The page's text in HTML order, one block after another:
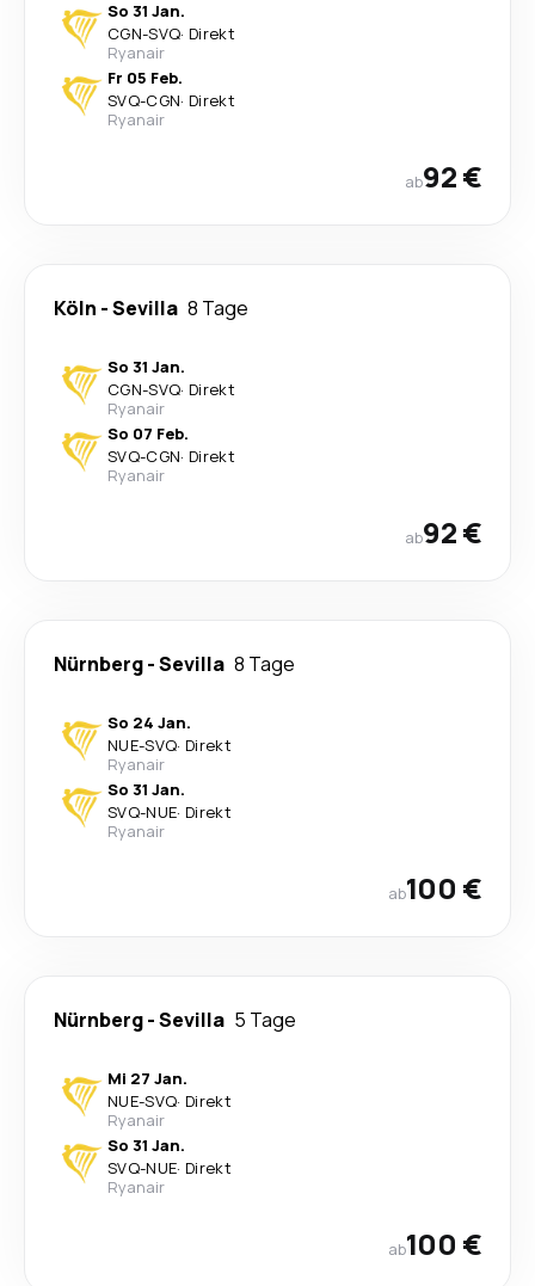
So 31 Jan.
CGN-SVQ· Direkt
Ryanair
Fr 05 Feb.
SVQ-CGN· Direkt
Ryanair
ab92 €
Köln -Sevilla 8 Tage
So 31 Jan.
CGN-SVQ· Direkt
Ryanair
So 07 Feb.
SVQ-CGN· Direkt
Ryanair
ab92 €
Nürnberg-Sevilla 8 Tage
So 24 Jan.
NUE-SVQ· Direkt
Ryanair
So 31 Jan.
SVQ-NUE· Direkt
Ryanair
ab100 €
Nürnberg-Sevilla 5 Tage
Mi 27 Jan.
NUE-SVQ· Direkt
Ryanair
So 31 Jan.
SVQ-NUE· Direkt
Ryanair
ab100 €